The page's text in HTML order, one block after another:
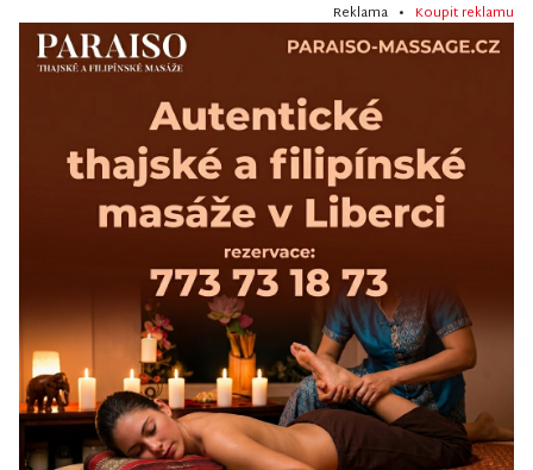
Reklama • Koupit reklamu